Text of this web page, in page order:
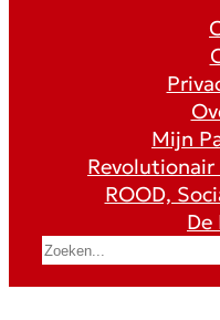
Mijn
ROOD,
De
S
e